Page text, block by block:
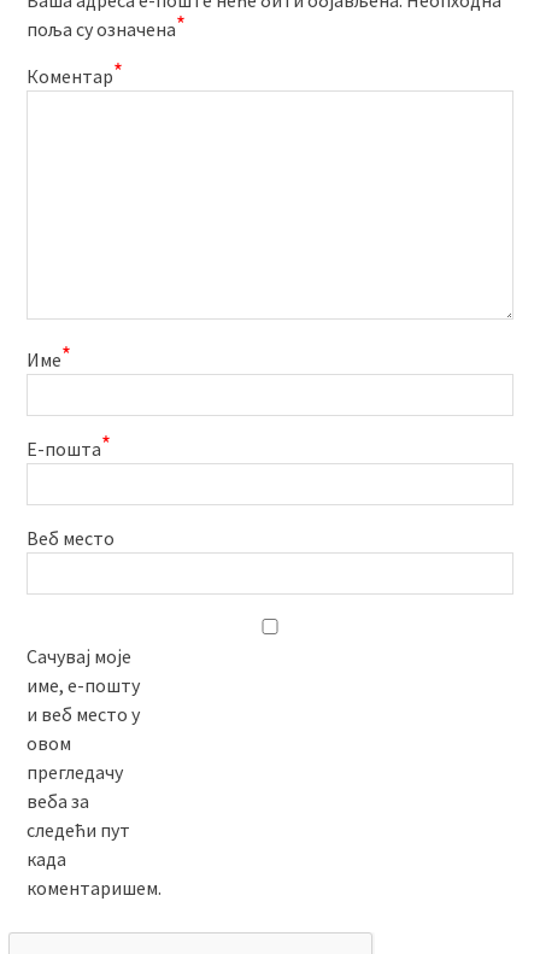
поља су означена*
Коментар*
Име*
Е-пошта*
Веб место
Сачувај моје
име, е-пошту
и веб место у
овом
прегледачу
веба за
следећи пут
када
коментаришем.